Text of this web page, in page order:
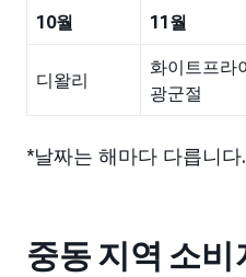
10월 11월
디왈리
화이트프라
광군절
*날짜는 해마다 다릅니다.
중동 지역 소